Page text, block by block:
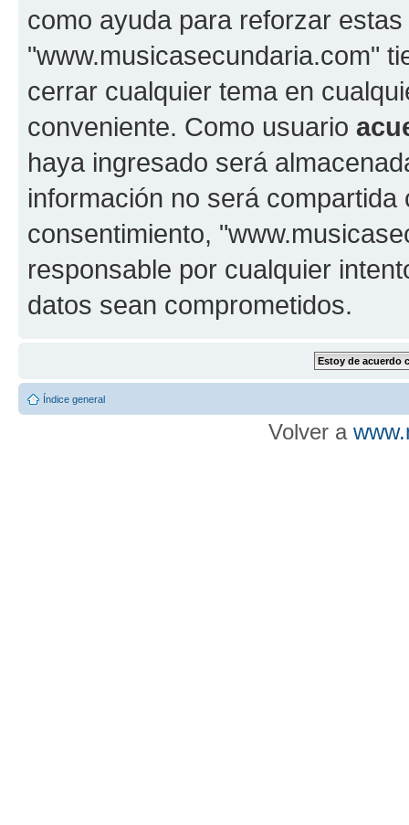
como ayuda para reforzar
"www.musicasecundaria.com"
cerrar cualquier tema en
conveniente. Como usuario
haya ingresado será
información no será
consentimiento,
responsable por cualquier
datos sean comprometidos.
Índice general
Volver a